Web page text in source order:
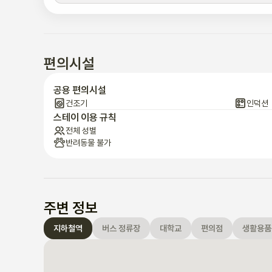
편의시설
공용 편의시설
건조기 인덕션
스테이 이용 규칙
전체 성별
반려동물 불가
주변 정보
지하철역 버스 정류장 대학교 편의점 생활용